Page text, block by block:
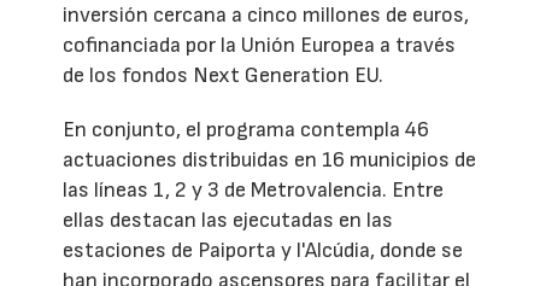
inversión cercana a cinco millones de euros,
cofinanciada por la Unión Europea a través
de los fondos Next Generation EU.
En conjunto, el programa contempla 46
actuaciones distribuidas en 16 municipios de
las líneas 1, 2 y 3 de Metrovalencia. Entre
ellas destacan las ejecutadas en las
estaciones de Paiporta y l'Alcúdia, donde se
han incorporado ascensores para facilitar el